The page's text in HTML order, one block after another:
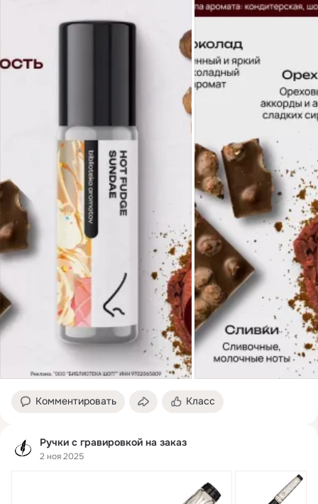
Комментировать Класс
Ручки с гравировкой на заказ
2 ноя 2025